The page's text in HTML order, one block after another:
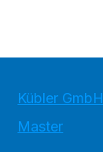
Kübler GmbH
Master